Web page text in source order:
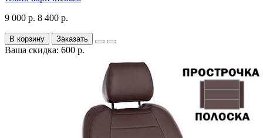
9 000 р. 8 400 р.
В корзину Заказать
Ваша скидка: 600 р.